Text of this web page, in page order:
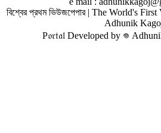
বিশ্বের প্রথম ভিউজপেপার | The World's
Adhunik
P𝔬𝔯𝔱𝔞𝔩 Developed by 𖦹